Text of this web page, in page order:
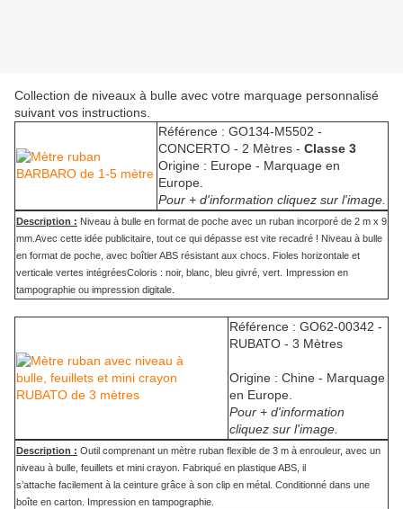
Collection de niveaux à bulle avec votre marquage personnalisé
suivant vos instructions.
Référence : GO134-M5502 -
CONCERTO - 2 Mètres - Classe 3
Origine : Europe - Marquage en
Europe.
Pour + d'information cliquez sur l'image.
Description : Niveau à bulle en format de poche avec un ruban incorporé de 2 m x 9
mm.Avec cette idée publicitaire, tout ce qui dépasse est vite recadré ! Niveau à bulle
en format de poche, avec boîtier ABS résistant aux chocs. Fioles horizontale et
verticale vertes intégréesColoris : noir, blanc, bleu givré, vert.
Impression en
tampographie ou impression digitale.
Référence : GO62-00342 -
RUBATO - 3 Mètres
Origine : Chine - Marquage
en Europe.
Pour + d'information
cliquez sur l'image.
Description : Outil comprenant un mètre ruban flexible de 3 m à enrouleur, avec un
niveau à bulle, feuillets et mini crayon. Fabriqué en plastique ABS, il
s’attache facilement à la ceinture grâce à son clip en métal. Conditionné dans une
boîte en carton. Impression en tampographie.